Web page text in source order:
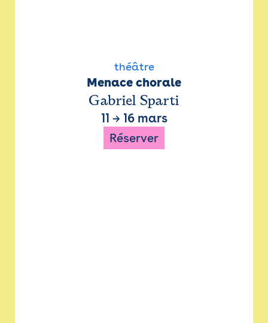
théâtre
Menace chorale
Gabriel Sparti
11 → 16 mars
Réserver